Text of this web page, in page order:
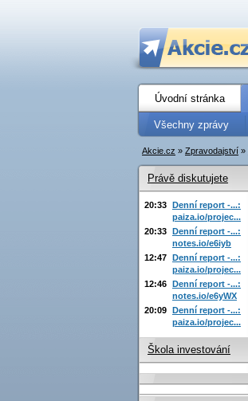
Úvodní stránka
Všechny zprávy
Akcie.cz » Zpravodajství »
Právě diskutujete
20:33 Denní report -...:
paiza.io/projec...
20:33 Denní report -...:
notes.io/e6iyb
12:47 Denní report -...:
paiza.io/projec...
12:46 Denní report -...:
notes.io/e6yWX
20:09 Denní report -...:
paiza.io/projec...
Škola investování